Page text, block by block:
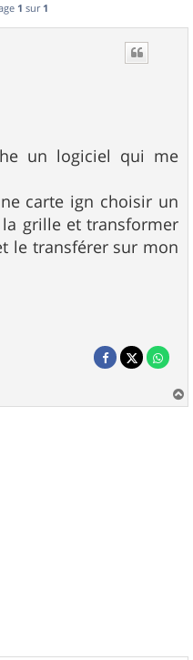
1 sur 1
un logiciel qui me
carte ign choisir un
grille et transformer
le transférer sur mon
a